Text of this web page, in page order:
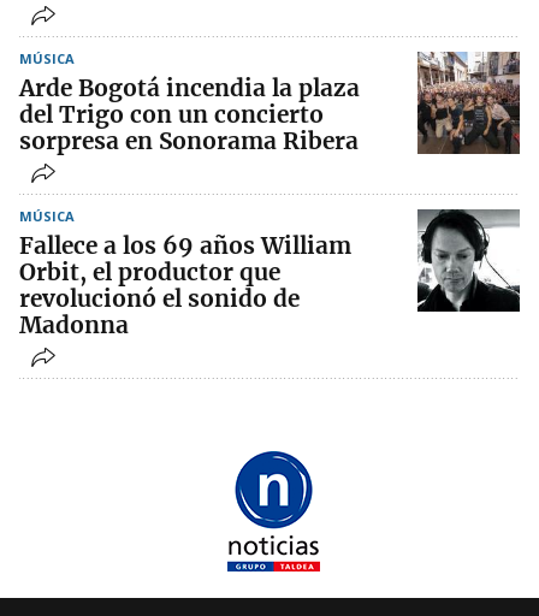
MÚSICA
Arde Bogotá incendia la plaza
del Trigo con un concierto
sorpresa en Sonorama Ribera
MÚSICA
Fallece a los 69 años William
Orbit, el productor que
revolucionó el sonido de
Madonna